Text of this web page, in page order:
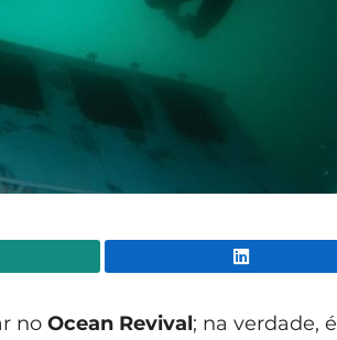
no Ocean Revival; na verdade, é